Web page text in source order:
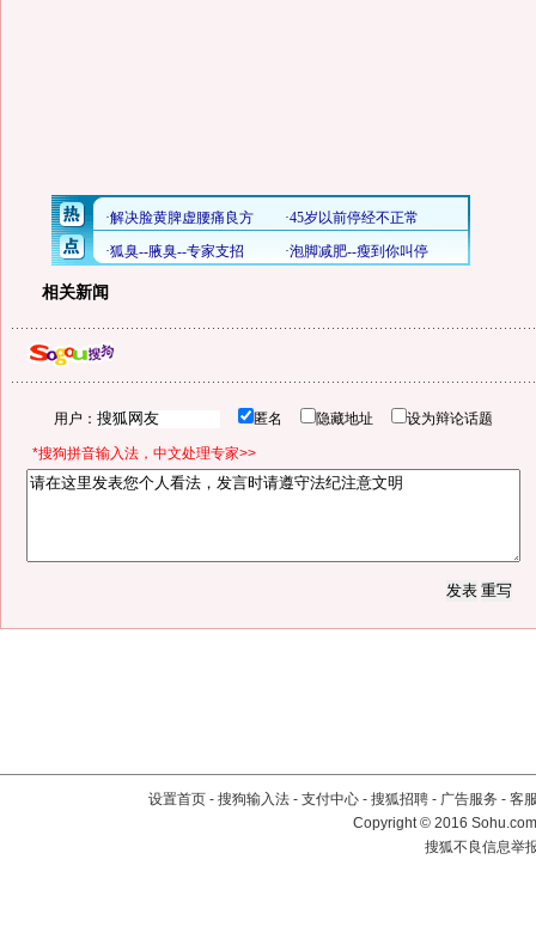
相关新闻
用户： 匿名 隐藏地址 设为辩论话题
*搜狗拼音输入法，中文处理专家>>
设置首页 - 搜狗输入法 - 支付中心 - 搜狐招聘 - 广告服务 - 客
Copyright©2016
搜狐不良信息举